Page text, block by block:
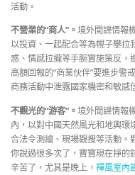
活動。
不營業的“商人”。境外間諜情報
以投資、一起配合等為幌子攀拉
惑、情感拉攏等手腕實施策反，
高額回報的“商業伙伴”要進步警
商務活動中泄露國家機密和敏感
不觀光的“游客”。境外間諜情報
內，以對中國天然風光和地輿
合法令測繪、現場觀搜等活動。
你說過很多次了，寶寶現在掙的
辛苦了，尤其是晚上， 禪風室內